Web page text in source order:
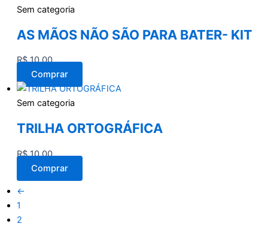
Sem categoria
AS MÃOS NÃO SÃO PARA BATER- KIT
R$10,00
Comprar
Sem categoria
TRILHA ORTOGRÁFICA
R$10,00
Comprar
←
1
2